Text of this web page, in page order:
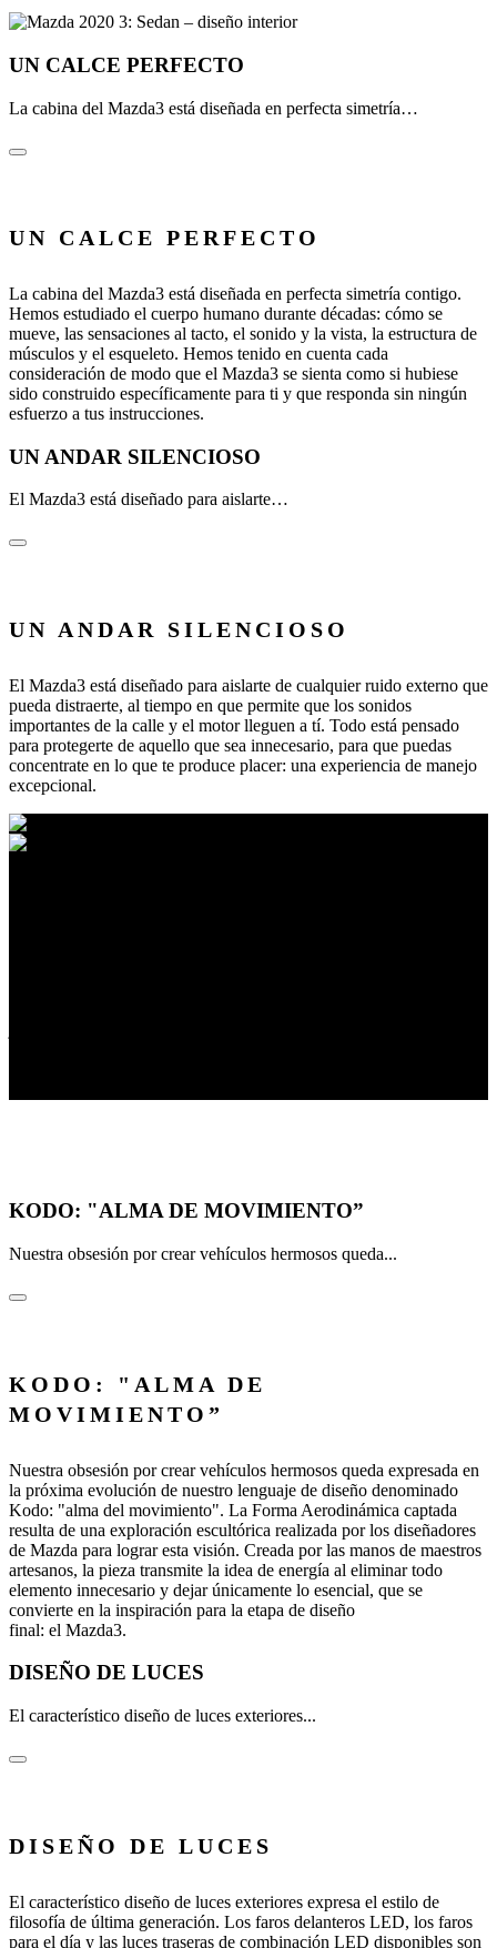
UN CALCE PERFECTO
La cabina del Mazda3 está diseñada en perfecta simetría…
UN CALCE PERFECTO
La cabina del Mazda3 está diseñada en perfecta simetría contigo.
Hemos estudiado el cuerpo humano durante décadas: cómo se
mueve, las sensaciones al tacto, el sonido y la vista, la estructura de
músculos y el esqueleto. Hemos tenido en cuenta cada
consideración de modo que el Mazda3 se sienta como si hubiese
sido construido específicamente para ti y que responda sin ningún
esfuerzo a tus instrucciones.
UN ANDAR SILENCIOSO
El Mazda3 está diseñado para aislarte…
UN ANDAR SILENCIOSO
El Mazda3 está diseñado para aislarte de cualquier ruido externo que
pueda distraerte, al tiempo en que permite que los sonidos
importantes de la calle y el motor lleguen a tí. Todo está pensado
para protegerte de aquello que sea innecesario, para que puedas
concentrate en lo que te produce placer: una experiencia de manejo
excepcional.
KODO: "ALMA DE MOVIMIENTO”
Nuestra obsesión por crear vehículos hermosos queda...
KODO: "ALMA DE
MOVIMIENTO”
Nuestra obsesión por crear vehículos hermosos queda expresada en
la próxima evolución de nuestro lenguaje de diseño denominado
Kodo: "alma del movimiento". La Forma Aerodinámica captada
resulta de una exploración escultórica realizada por los diseñadores
de Mazda para lograr esta visión. Creada por las manos de maestros
artesanos, la pieza transmite la idea de energía al eliminar todo
elemento innecesario y dejar únicamente lo esencial, que se
convierte en la inspiración para la etapa de diseño
final: el Mazda3.
DISEÑO DE LUCES
El característico diseño de luces exteriores...
DISEÑO DE LUCES
El característico diseño de luces exteriores expresa el estilo de
filosofía de última generación. Los faros delanteros LED, los faros
para el día y las luces traseras de combinación LED disponibles son